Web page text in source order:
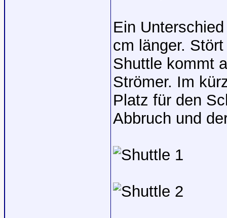
Ein
cm länger.
Shuttle kommt
Strömer. Im
Platz für den
Abbruch und